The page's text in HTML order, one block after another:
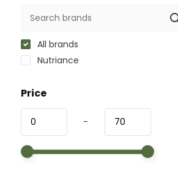
All brands
Nutriance
Price
-